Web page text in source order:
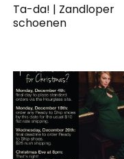
Ta-da! | Zandloper
schoenen